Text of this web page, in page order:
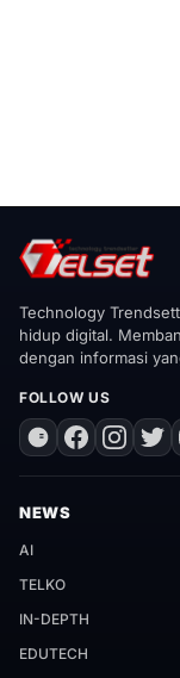
Technology
hidup digital.
dengan informasi
FOLLOW US
NEWS
AI
TELKO
IN-DEPTH
EDUTECH